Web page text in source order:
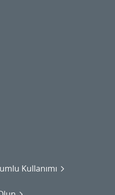
Kullanımı